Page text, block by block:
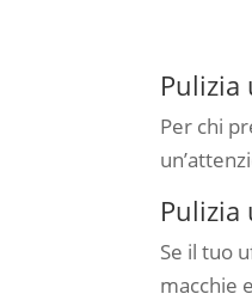
Pulizia
Per chi
Pulizia
Se il tuo
macchie